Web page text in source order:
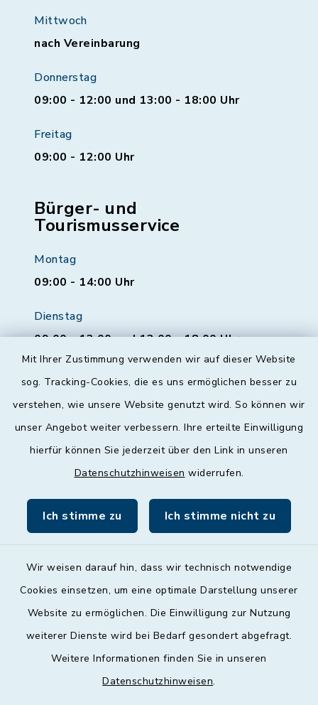
Mit Ihrer Zustimmung verwenden wir auf dieser Website
sog. Tracking-Cookies, die es uns ermöglichen besser zu
verstehen, wie unsere Website genutzt wird. So können wir
unser Angebot weiter verbessern. Ihre erteilte Einwilligung
hierfür können Sie jederzeit über den Link in unseren
Datenschutzhinweisen widerrufen.
Ich stimme zu Ich stimme nicht zu
Wir weisen darauf hin, dass wir technisch notwendige
Cookies einsetzen, um eine optimale Darstellung unserer
Website zu ermöglichen. Die Einwilligung zur Nutzung
weiterer Dienste wird bei Bedarf gesondert abgefragt.
Weitere Informationen finden Sie in unseren
Datenschutzhinweisen.
Mittwoch
nach Vereinbarung
Donnerstag
09:00 - 12:00 und 13:00 - 18:00 Uhr
Freitag
09:00 - 12:00 Uhr
Bürger- und
Tourismusservice
Montag
09:00 - 14:00 Uhr
Dienstag
09:00 - 12:00 und 13:00 - 18:00 Uhr
Donnerstag
09:00 - 12:00 und 13:00 - 18:00 Uhr
09:00 - 12:00 Uhr
Barrierefreiheit